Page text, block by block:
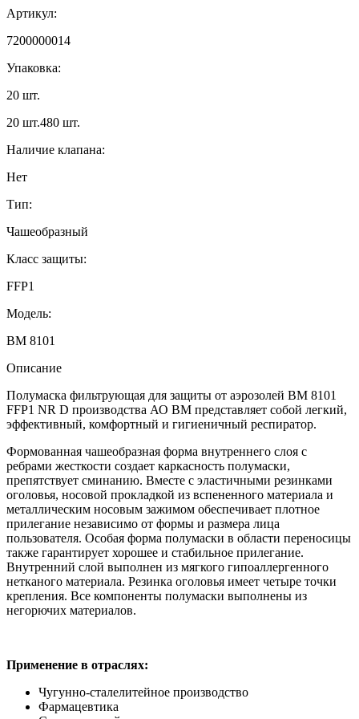
Артикул:
7200000014
Упаковка:
20 шт.
20 шт.480 шт.
Наличие клапана:
Нет
Тип:
Чашеобразный
Класс защиты:
FFP1
Модель:
ВМ 8101
Описание
Полумаска фильтрующая для защиты от аэрозолей ВМ 8101
FFP1 NR D производства АО ВМ представляет собой легкий,
эффективный, комфортный и гигиеничный респиратор.
Формованная чашеобразная форма внутреннего слоя с
ребрами жесткости создает каркасность полумаски,
препятствует сминанию. Вместе с эластичными резинками
оголовья, носовой прокладкой из вспененного материала и
металлическим носовым зажимом обеспечивает плотное
прилегание независимо от формы и размера лица
пользователя. Особая форма полумаски в области переносицы
также гарантирует хорошее и стабильное прилегание.
Внутренний слой выполнен из мягкого гипоаллергенного
нетканого материала. Резинка оголовья имеет четыре точки
крепления. Все компоненты полумаски выполнены из
негорючих материалов.
Применение в отраслях:
Чугунно-сталелитейное производство
Фармацевтика